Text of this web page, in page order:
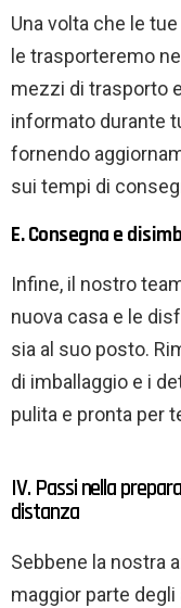
Una volta che le
le trasporteremo
mezzi di trasporto
informato durante
fornendo
sui tempi di
E. Consegna e
Infine, il nostro
nuova casa e le
sia al suo posto.
di imballaggio e i
pulita e pronta per
IV. Passi nella
distanza
Sebbene la nostra
maggior parte